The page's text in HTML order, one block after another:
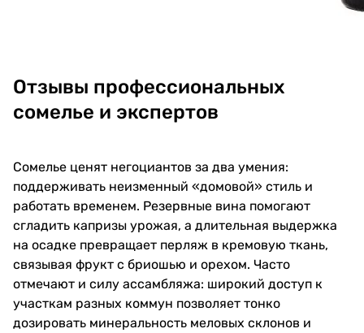
Отзывы профессиональных
сомелье и экспертов
Сомелье ценят негоциантов за два умения:
поддерживать неизменный «домовой» стиль и
работать временем. Резервные вина помогают
сгладить капризы урожая, а длительная выдержка
на осадке превращает перляж в кремовую ткань,
связывая фрукт с бриошью и орехом. Часто
отмечают и силу ассамбляжа: широкий доступ к
участкам разных коммун позволяет тонко
дозировать минеральность меловых склонов и